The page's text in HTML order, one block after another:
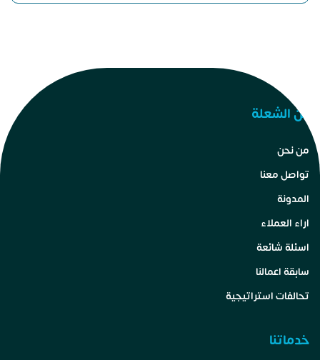
عن الشعلة
من نحن
تواصل معنا
المدونة
اراء العملاء
اسئلة شائعة
سابقة اعمالنا
تحالفات استراتيجية
خدماتنا